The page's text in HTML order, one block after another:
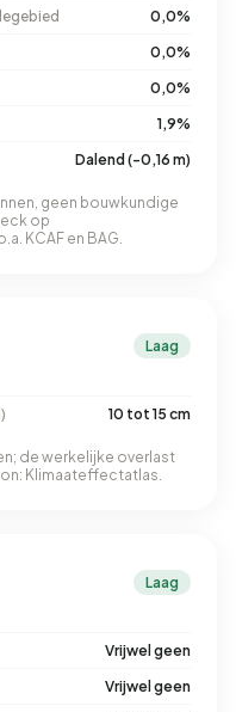
0,0%
0,0%
0,0%
1,9%
Dalend (-0,16 m)
geen bouwkundige
op
KCAF en BAG.
Laag
10 tot 15 cm
de werkelijke overlast
Klimaateffectatlas.
Laag
Vrijwel geen
Vrijwel geen